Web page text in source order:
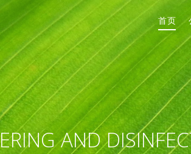
首页
AND